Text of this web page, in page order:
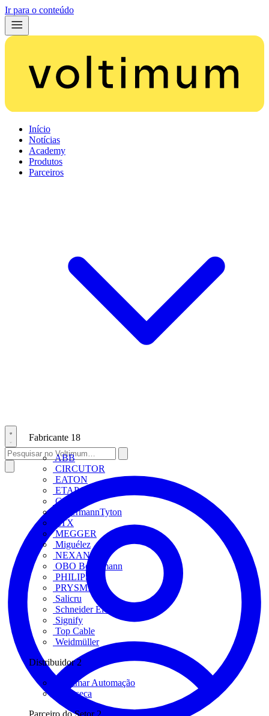
Ir para o conteúdo
Início
Notícias
Academy
Produtos
Parceiros
Fabricante 18
ABB
CIRCUTOR
EATON
ETAP Lighting
Gewiss
HellermannTyton
LTX
MEGGER
Miguélez
NEXANS
OBO Bettermann
PHILIPS
PRYSMIAN
Salicru
Schneider Electric
Signify
Top Cable
Weidmüller
Distribuidor 2
Bresimar Automação
FFonseca
Parceiro do Setor 2